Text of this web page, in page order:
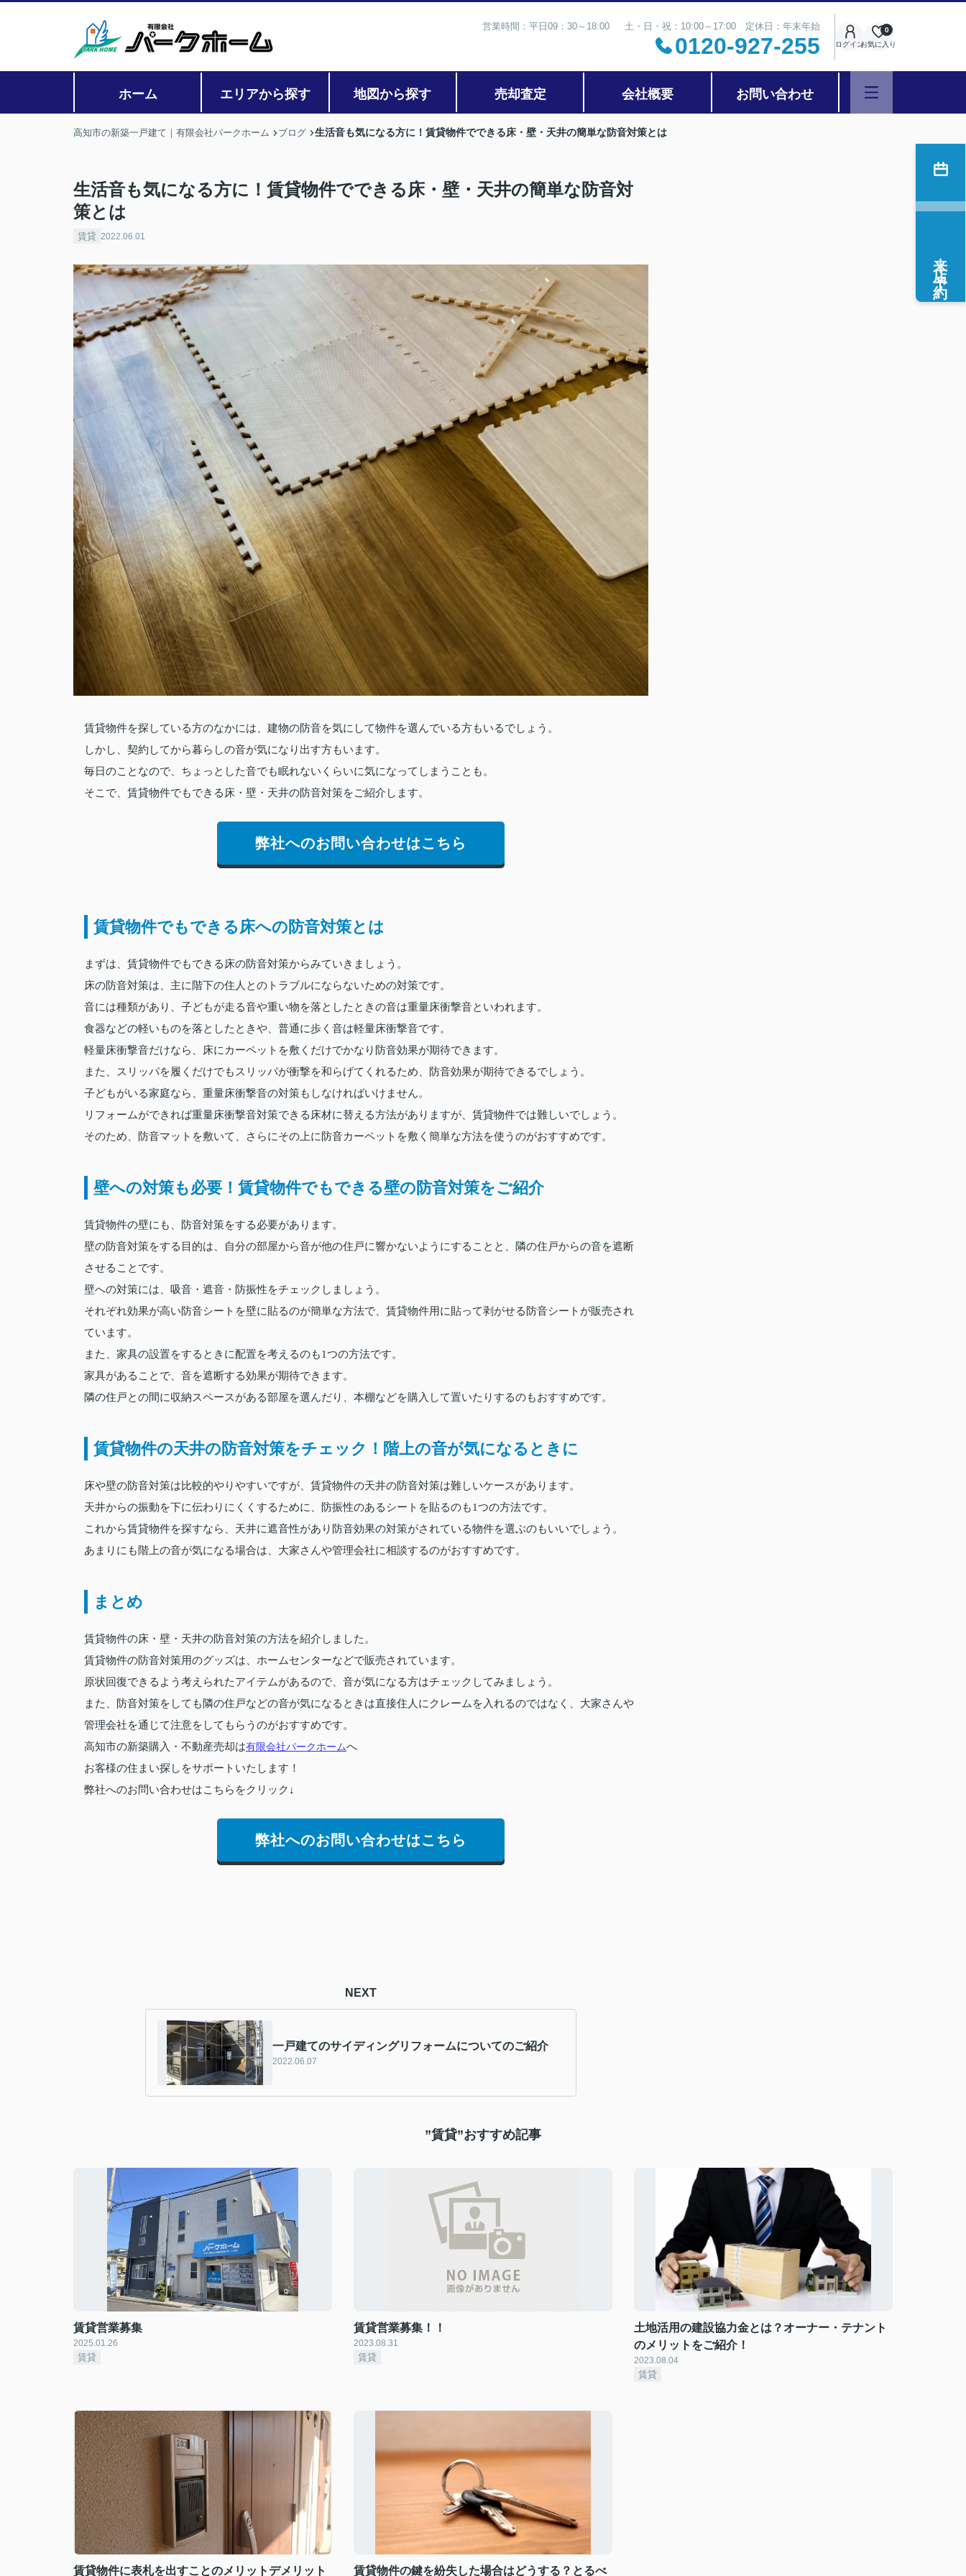
営業時間：平日09：30～18:00 土・日・祝：10:00～17:00 定休日：年末年始
0120-927-255 ログインお気に入り
0
ホーム エリアから探す 地図から探す 売却査定 会社概要 お問い合わせ
高知市の新築一戸建て｜有限会社パークホーム ブログ 生活音も気になる方に！賃貸物件でできる床・壁・天井の簡単な防音対策とは
生活音も気になる方に！賃貸物件でできる床・壁・天井の簡単な防音対
策とは
賃貸 2022.06.01
賃貸物件を探している方のなかには、建物の防音を気にして物件を選んでいる方もいるでしょう。
しかし、契約してから暮らしの音が気になり出す方もいます。
毎日のことなので、ちょっとした音でも眠れないくらいに気になってしまうことも。
そこで、賃貸物件でもできる床・壁・天井の防音対策をご紹介します。
弊社へのお問い合わせはこちら
賃貸物件でもできる床への防音対策とは
まずは、賃貸物件でもできる床の防音対策からみていきましょう。
床の防音対策は、主に階下の住人とのトラブルにならないための対策です。
音には種類があり、子どもが走る音や重い物を落としたときの音は重量床衝撃音といわれます。
食器などの軽いものを落としたときや、普通に歩く音は軽量床衝撃音です。
軽量床衝撃音だけなら、床にカーペットを敷くだけでかなり防音効果が期待できます。
また、スリッパを履くだけでもスリッパが衝撃を和らげてくれるため、防音効果が期待できるでしょう。
子どもがいる家庭なら、重量床衝撃音の対策もしなければいけません。
リフォームができれば重量床衝撃音対策できる床材に替える方法がありますが、賃貸物件では難しいでしょう。
そのため、防音マットを敷いて、さらにその上に防音カーペットを敷く簡単な方法を使うのがおすすめです。
壁への対策も必要！賃貸物件でもできる壁の防音対策をご紹介
賃貸物件の壁にも、防音対策をする必要があります。
壁の防音対策をする目的は、自分の部屋から音が他の住戸に響かないようにすることと、隣の住戸からの音を遮断
させることです。
壁への対策には、吸音・遮音・防振性をチェックしましょう。
それぞれ効果が高い防音シートを壁に貼るのが簡単な方法で、賃貸物件用に貼って剥がせる防音シートが販売され
ています。
また、家具の設置をするときに配置を考えるのも1つの方法です。
家具があることで、音を遮断する効果が期待できます。
隣の住戸との間に収納スペースがある部屋を選んだり、本棚などを購入して置いたりするのもおすすめです。
賃貸物件の天井の防音対策をチェック！階上の音が気になるときに
床や壁の防音対策は比較的やりやすいですが、賃貸物件の天井の防音対策は難しいケースがあります。
天井からの振動を下に伝わりにくくするために、防振性のあるシートを貼るのも1つの方法です。
これから賃貸物件を探すなら、天井に遮音性があり防音効果の対策がされている物件を選ぶのもいいでしょう。
あまりにも階上の音が気になる場合は、大家さんや管理会社に相談するのがおすすめです。
まとめ
賃貸物件の床・壁・天井の防音対策の方法を紹介しました。
賃貸物件の防音対策用のグッズは、ホームセンターなどで販売されています。
原状回復できるよう考えられたアイテムがあるので、音が気になる方はチェックしてみましょう。
また、防音対策をしても隣の住戸などの音が気になるときは直接住人にクレームを入れるのではなく、大家さんや
管理会社を通じて注意をしてもらうのがおすすめです。
高知市の新築購入・不動産売却は有限会社パークホームへ
お客様の住まい探しをサポートいたします！
弊社へのお問い合わせはこちらをクリック↓
弊社へのお問い合わせはこちら
NEXT
一戸建てのサイディングリフォームについてのご紹介
2022.06.07
”賃貸”おすすめ記事
賃貸営業募集
2025.01.26
賃貸
賃貸営業募集！！
2023.08.31
賃貸
土地活用の建設協力金とは？オーナー・テナント
のメリットをご紹介！
2023.08.04
賃貸
賃貸物件に表札を出すことのメリットデメリット 賃貸物件の鍵を紛失した場合はどうする？とるべ
来店予約